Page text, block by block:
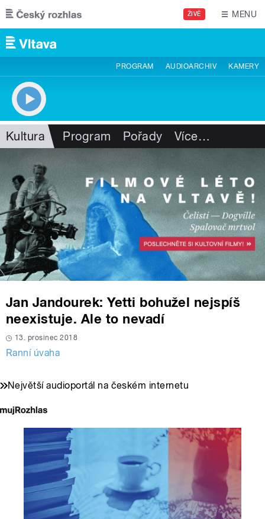
Přejít k hlavnímu obsahu
ŽIVĚ MENU
PROGRAM AUDIOARCHIV KAMERY
Kultura Program Pořady Více…
Jan Jandourek: Yetti bohužel nejspíš
neexistuje. Ale to nevadí
13. prosinec 2018
Ranní úvaha
Největší audioportál na českém internetu